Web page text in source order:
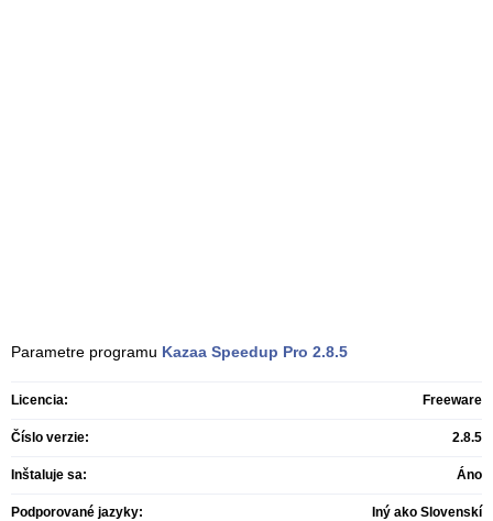
Parametre programu Kazaa Speedup Pro 2.8.5
Licencia: Freeware
Číslo verzie: 2.8.5
Inštaluje sa: Áno
Podporované jazyky: Iný ako Slovenskí